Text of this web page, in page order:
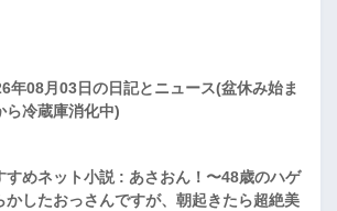
年08月03日の日記とニュース(盆休み始ま
ら冷蔵庫消化中)
すめネット小説 : あさおん！〜48歳のハゲ
かしたおっさんですが、朝起きたら超絶美